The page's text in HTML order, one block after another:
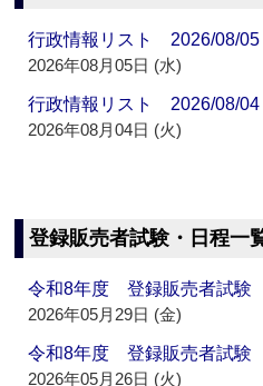
行政情報リスト 2026/08/05
2026年08月05日 (水)
行政情報リスト 2026/08/04
2026年08月04日 (火)
登録販売者試験・日程一
令和8年度 登録販売者試
2026年05月29日 (金)
令和8年度 登録販売者試
2026年05月26日 (火)